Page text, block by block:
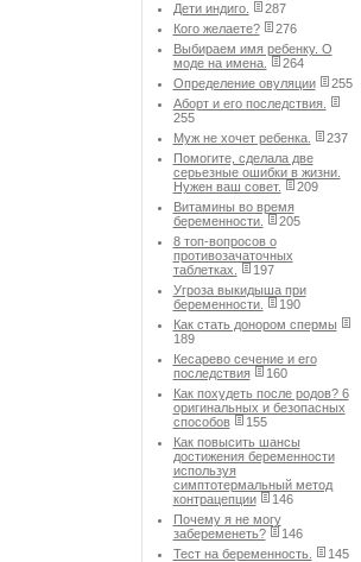
Дети индиго.
287
Кого желаете?
276
Выбираем имя ребенку. О
моде на имена.
264
Определение овуляции
255
Аборт и его последствия.
255
Муж не хочет ребенка.
237
Помогите, сделала две
серьезные ошибки в жизни.
Нужен ваш совет.
209
Витамины во время
беременности.
205
8 топ-вопросов о
противозачаточных
таблетках.
197
Угроза выкидыша при
беременности.
190
Как стать донором спермы
189
Кесарево сечение и его
последствия
160
Как похудеть после родов? 6
оригинальных и безопасных
способов
155
Как повысить шансы
достижения беременности
используя
симптотермальный метод
контрацепции
146
Почему я не могу
забеременеть?
146
Тест на беременность.
145